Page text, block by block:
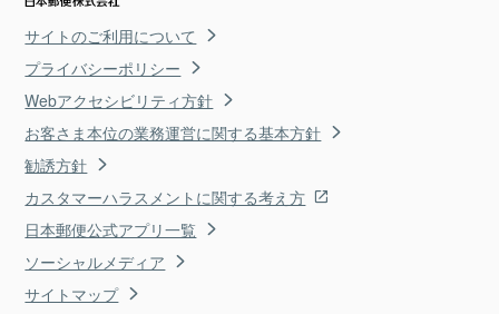
サイトのご利用について
プライバシーポリシー
Webアクセシビリティ方針
お客さま本位の業務運営に関する基本方針
勧誘方針
カスタマーハラスメントに関する考え方
日本郵便公式アプリ一覧
ソーシャルメディア
サイトマップ